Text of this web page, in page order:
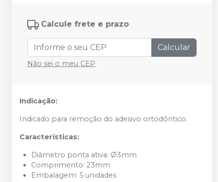
Calcule frete e prazo
Calcular
Não sei o meu CEP
Indicação:
Indicado para remoção do adesivo ortodôntico.
Características:
Diâmetro ponta ativa: Ø3mm
Comprimento: 23mm
Embalagem: 5 unidades